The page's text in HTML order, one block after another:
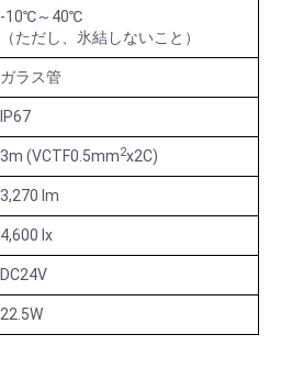
-10℃～40℃
（ただし、氷結しないこと）
ガラス管
IP67
3m (VCTF0.5mm2x2C)
3,270 lm
4,600 lx
DC24V
22.5W